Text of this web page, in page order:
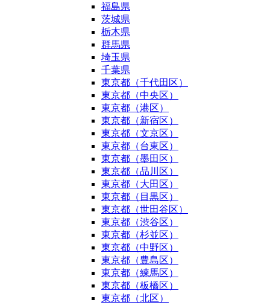
福島県
茨城県
栃木県
群馬県
埼玉県
千葉県
東京都（千代田区）
東京都（中央区）
東京都（港区）
東京都（新宿区）
東京都（文京区）
東京都（台東区）
東京都（墨田区）
東京都（品川区）
東京都（大田区）
東京都（目黒区）
東京都（世田谷区）
東京都（渋谷区）
東京都（杉並区）
東京都（中野区）
東京都（豊島区）
東京都（練馬区）
東京都（板橋区）
東京都（北区）